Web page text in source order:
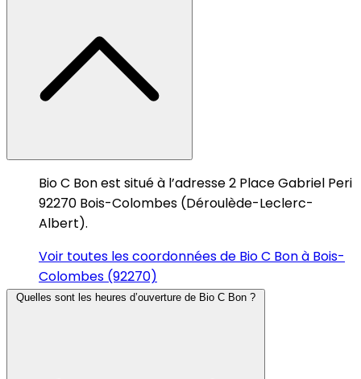
Bio C Bon est situé à l’adresse 2 Place Gabriel Peri
92270 Bois-Colombes (Déroulède-Leclerc-
Albert).
Voir toutes les coordonnées de Bio C Bon à Bois-
Colombes (92270)
Quelles sont les heures d’ouverture de Bio C Bon ?